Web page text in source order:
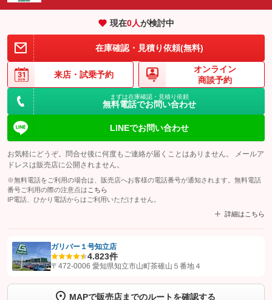
現在0人が検討中
在庫確認・見積り依頼(無料)
来店・ 試乗予約
オンライン
商談予約
まずは在庫確認・見積り依頼
無料電話でお問い合わせ
LINEでお問い合わせ
お気軽にどうぞ。問合せ後に何度もご連絡が届くことはありません。 メールア
ドレスは販売店に公開されません。
※無料電話をご利用の場合は、販売店へお客様の電話番号が通知されます。無料電話
番号ご利用の際の注意点は こちら
IP電話、ひかり電話からはご利用いただけません。
詳細はこちら
【STEP1】認証画面でグーネットを友だち追加してから「許可する」ボタンを押
ガリバー１号知立店
4.823件
〒472-0006 愛知県知立市山町茶碓山５番地４
MAPで販売店までのルートを確認する